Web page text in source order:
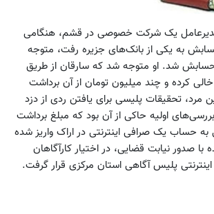
یک شرکت خصوصی در قشم، هنگامی
به یکی از بانک‌های جزیره رفت، متوجه
حسابش شد. او متوجه شد که سارقان از طریق
کرده و چند میلیون تومان از آن برداشت
مرد، تحقیقات پلیسی برای یافتن ردی از دزد
اولیه حاکی از آن بود که مبلغ برداشت
حساب یک صرافی اینترنتی در اراک واریز شده
با صدور نیابت قضایی، در اختیار کارآگاهان
اینترنتی پلیس آگاهی استان مرکزی قرار گرفت.